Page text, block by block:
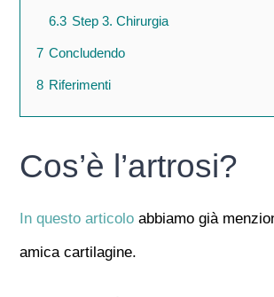
6.3 Step 3. Chirurgia
7 Concludendo
8 Riferimenti
Cos’è l’artrosi?
In questo articolo abbiamo già
amica cartilagine.